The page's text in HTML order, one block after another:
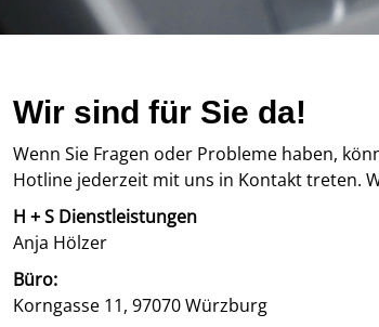
Wir sind für Sie da!
Wenn Sie Fragen oder Probleme haben,
Hotline jederzeit mit uns in Kontakt treten.
H + S Dienstleistungen
Anja Hölzer
Büro:
Korngasse 11, 97070 Würzburg